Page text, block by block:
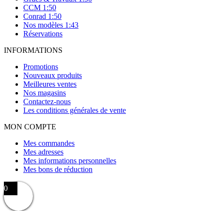
CCM 1:50
Conrad 1:50
Nos modèles 1:43
Réservations
INFORMATIONS
Promotions
Nouveaux produits
Meilleures ventes
Nos magasins
Contactez-nous
Les conditions générales de vente
MON COMPTE
Mes commandes
Mes adresses
Mes informations personnelles
Mes bons de réduction
0